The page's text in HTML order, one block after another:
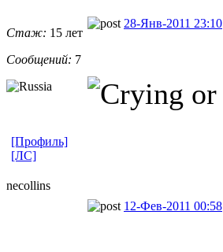
Стаж: 15 лет
Сообщений: 7
28-Янв-2011 23:10
[Профиль]
[ЛС]
necollins
12-Фев-2011 00:58